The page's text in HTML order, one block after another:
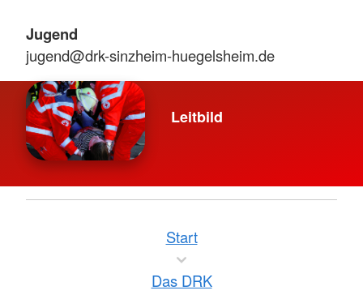
Jugend
jugend@drk-sinzheim-huegelsheim.de
Leitbild
Start
Das DRK